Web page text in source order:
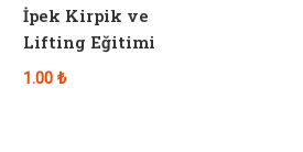
İpek Kirpik ve
Lifting Eğitimi
1.00 ₺